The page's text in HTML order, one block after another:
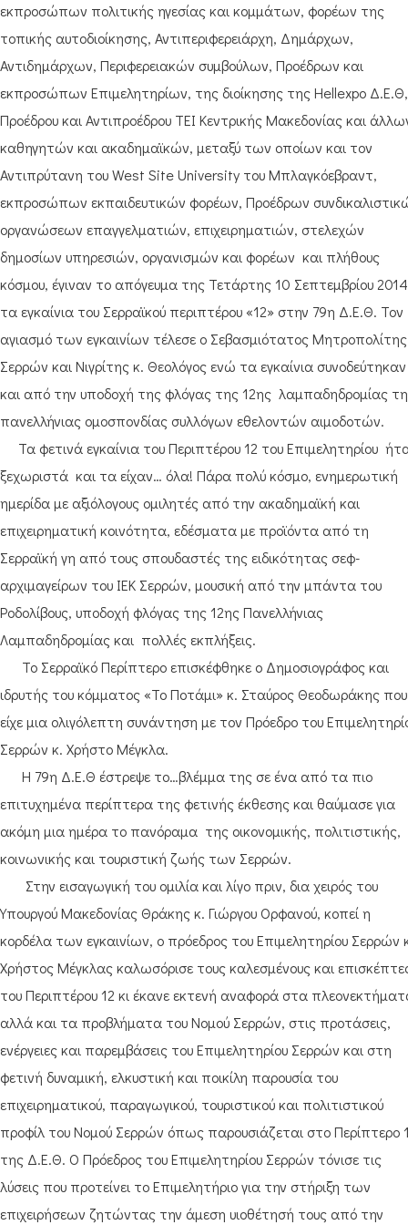
εκπροσώπων πολιτικής ηγεσίας και κομμάτων, φορέων της
τοπικής αυτοδιοίκησης, Αντιπεριφερειάρχη, Δημάρχων,
Αντιδημάρχων, Περιφερειακών συμβούλων, Προέδρων και
εκπροσώπων Επιμελητηρίων, της διοίκησης της Hellexpo Δ.Ε.Θ,
Προέδρου και Αντιπροέδρου ΤΕΙ Κεντρικής Μακεδονίας και
καθηγητών και ακαδημαϊκών, μεταξύ των οποίων και τον
Αντιπρύτανη του West Site University του Μπλαγκόεβραντ,
εκπροσώπων εκπαιδευτικών φορέων, Προέδρων
οργανώσεων επαγγελματιών, επιχειρηματιών, στελεχών
δημοσίων υπηρεσιών, οργανισμών και φορέων και πλήθους
κόσμου, έγιναν το απόγευμα της Τετάρτης 10 Σεπτεμβρίου
τα εγκαίνια του Σερραϊκού περιπτέρου «12» στην 79η Δ.Ε.Θ. Τον
αγιασμό των εγκαινίων τέλεσε ο Σεβασμιότατος Μητροπολίτης
Σερρών και Νιγρίτης κ. Θεολόγος ενώ τα εγκαίνια συνοδεύτηκαν
και από την υποδοχή της φλόγας της 12ης λαμπαδηδρομίας
πανελλήνιας ομοσπονδίας συλλόγων εθελοντών αιμοδοτών.
Τα φετινά εγκαίνια του Περιπτέρου 12 του Επιμελητηρίου
ξεχωριστά και τα είχαν… όλα! Πάρα πολύ κόσμο, ενημερωτική
ημερίδα με αξιόλογους ομιλητές από την ακαδημαϊκή και
επιχειρηματική κοινότητα, εδέσματα με προϊόντα από τη
Σερραϊκή γη από τους σπουδαστές της ειδικότητας σεφ-
αρχιμαγείρων του ΙΕΚ Σερρών, μουσική από την μπάντα του
Ροδολίβους, υποδοχή φλόγας της 12ης Πανελλήνιας
Λαμπαδηδρομίας και πολλές εκπλήξεις.
Το Σερραϊκό Περίπτερο επισκέφθηκε ο Δημοσιογράφος και
ιδρυτής του κόμματος «Το Ποτάμι» κ. Σταύρος Θεοδωράκης που
είχε μια ολιγόλεπτη συνάντηση με τον Πρόεδρο του
Σερρών κ. Χρήστο Μέγκλα.
Η 79η Δ.Ε.Θ έστρεψε το…βλέμμα της σε ένα από τα πιο
επιτυχημένα περίπτερα της φετινής έκθεσης και θαύμασε για
ακόμη μια ημέρα το πανόραμα της οικονομικής, πολιτιστικής,
κοινωνικής και τουριστική ζωής των Σερρών.
Στην εισαγωγική του ομιλία και λίγο πριν, δια χειρός του
Υπουργού Μακεδονίας Θράκης κ. Γιώργου Ορφανού, κοπεί η
κορδέλα των εγκαινίων, ο πρόεδρος του Επιμελητηρίου Σερρών
Χρήστος Μέγκλας καλωσόρισε τους καλεσμένους και
του Περιπτέρου 12 κι έκανε εκτενή αναφορά στα
αλλά και τα προβλήματα του Νομού Σερρών, στις προτάσεις,
ενέργειες και παρεμβάσεις του Επιμελητηρίου Σερρών και στη
φετινή δυναμική, ελκυστική και ποικίλη παρουσία του
επιχειρηματικού, παραγωγικού, τουριστικού και πολιτιστικού
προφίλ του Νομού Σερρών όπως παρουσιάζεται στο Περίπτερο
της Δ.Ε.Θ. Ο Πρόεδρος του Επιμελητηρίου Σερρών τόνισε τις
λύσεις που προτείνει το Επιμελητήριο για την στήριξη των
επιχειρήσεων ζητώντας την άμεση υιοθέτησή τους από την